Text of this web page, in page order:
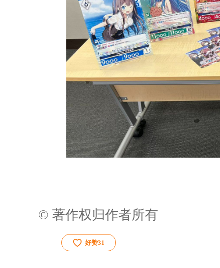
© 著作权归作者所有
好赞31